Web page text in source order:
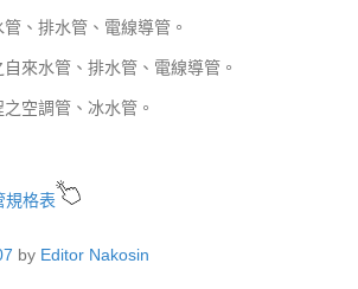
、排水管、電線導管。
來水管、排水管、電線導管。
空調管、冰水管。
規格表
by Editor Nakosin